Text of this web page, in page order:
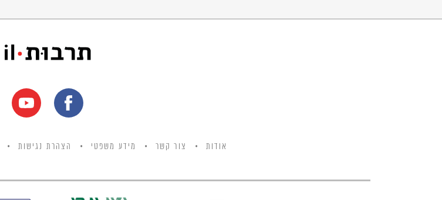
הפרויקטים החברתיים המוצלחים
אודות צור קשר מידע משפטי הצהרת נגישות